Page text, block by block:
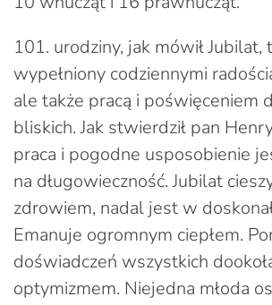
101. urodziny, jak mówił
wypełniony codziennymi
ale także pracą i poświęceniem
bliskich. Jak stwierdził pan
praca i pogodne usposobienie
na długowieczność. Jubilat
zdrowiem, nadal jest w
Emanuje ogromnym ciepłem.
doświadczeń wszystkich
optymizmem. Niejedna młoda